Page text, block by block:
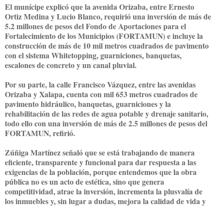
El munícipe explicó que la avenida Orizaba, entre Ernesto
Ortiz Medina y Lucio Blanco, requirió una inversión de más de
5.2 millones de pesos del Fondo de Aportaciones para el
Fortalecimiento de los Municipios (FORTAMUN) e incluye la
construcción de más de 10 mil metros cuadrados de pavimento
con el sistema Whitetopping, guarniciones, banquetas,
escalones de concreto y un canal pluvial.
Por su parte, la calle Francisco Vázquez, entre las avenidas
Orizaba y Xalapa, cuenta con mil 653 metros cuadrados de
pavimento hidráulico, banquetas, guarniciones y la
rehabilitación de las redes de agua potable y drenaje sanitario,
todo ello con una inversión de más de 2.5 millones de pesos del
FORTAMUN, refirió.
Zúñiga Martínez señaló que se está trabajando de manera
eficiente, transparente y funcional para dar respuesta a las
exigencias de la población, porque entendemos que la obra
pública no es un acto de estética, sino que genera
competitividad, atrae la inversión, incrementa la plusvalía de
los inmuebles y, sin lugar a dudas, mejora la calidad de vida y